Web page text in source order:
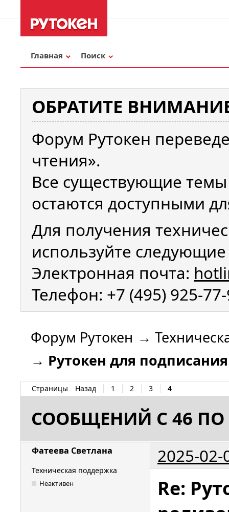
Главная Поиск
ОБРАТИТЕ
Форум Рутокен
чтения».
Все существующие
остаются доступными
Для получения
используйте
Электронная почта:
Телефон: +7 (495) 925-
Форум Рутокен →
→ Рутокен для
Страницы Назад 1 2 3 4
СООБЩЕНИЙ С 46 ПО
Фатеева Светлана 2025-02-
Техническая поддержка
Неактивен
Re: